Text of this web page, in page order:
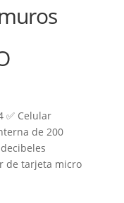
✅ Celular
de 200
de tarjeta micro